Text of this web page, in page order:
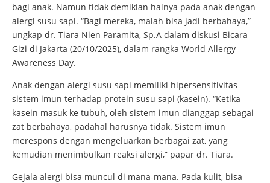
bagi anak. Namun tidak demikian halnya pada anak dengan
alergi susu sapi. “Bagi mereka, malah bisa jadi berbahaya,”
ungkap dr. Tiara Nien Paramita, Sp.A dalam diskusi Bicara
Gizi di Jakarta (20/10/2025), dalam rangka World Allergy
Awareness Day.
Anak dengan alergi susu sapi memiliki hipersensitivitas
sistem imun terhadap protein susu sapi (kasein). “Ketika
kasein masuk ke tubuh, oleh sistem imun dianggap sebagai
zat berbahaya, padahal harusnya tidak. Sistem imun
merespons dengan mengeluarkan berbagai zat, yang
kemudian menimbulkan reaksi alergi,” papar dr. Tiara.
Gejala alergi bisa muncul di mana-mana. Pada kulit, bisa